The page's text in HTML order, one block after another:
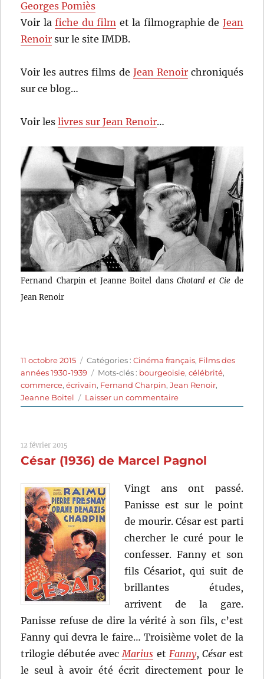
Georges Pomiès
Voir lafiche du film et la filmographie de Jean
Renoir sur le site IMDB.
Voir les autres films de Jean Renoirchroniqués
sur ce blog…
Voir leslivres sur Jean Renoir…
Fernand Charpin et Jeanne Boitel dans Chotard et Cie de
Jean Renoir
Publié
le
11 octobre 2015 Catégories
Catégories :Cinéma français, Films des
années 1930-1939
Étiquettes
Mots-clés : bourgeoisie,célébrité,
commerce,écrivain, Fernand Charpin,Jean Renoir,
Jeanne Boitel
Laisser un commentairesur
Chotard
de
Renoir
12 février 2015
César (1936) de Marcel Pagnol
Vingt ans ont passé.
Panisse est sur le point
de mourir. César est parti
chercher le curé pour le
confesser. Fanny et son
fils Césariot, qui suit de
brillantes études,
arrivent de la gare.
Panisse refuse de dire la vérité à son fils, c’est
Fanny qui devra le faire… Troisième volet de la
trilogie débutée avec Marius et Fanny, Césarest
le seul à avoir été écrit directement pour le